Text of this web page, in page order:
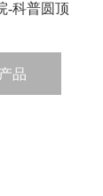
-科普圆顶
品